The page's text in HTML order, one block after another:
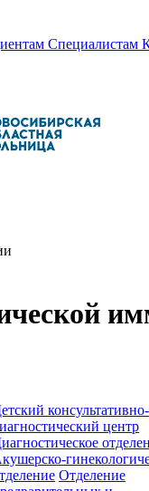
Специалистам
консультативно-
центр
Отделение